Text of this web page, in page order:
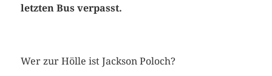
letzten Bus verpasst.
Wer zur Hölle ist Jackson Poloch?